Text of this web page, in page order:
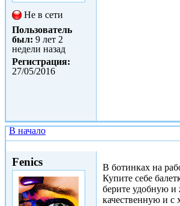
Не в сети
Пользователь
был: 9 лет 2
недели назад
Регистрация:
27/05/2016
В начало
Fenics
В ботинках на
Купите себе
берите удобную и
качественную и